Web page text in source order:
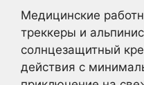
Медицинские
треккеры и
солнцезащитный
действия с